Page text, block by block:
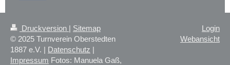
Druckversion | Sitemap
© 2025 Turnverein Oberstedten
1887 e.V. | Datenschutz |
Impressum Fotos: Manuela Gaß,
Login
Webansicht